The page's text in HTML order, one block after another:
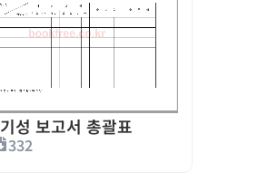
기성 보고서 총괄표
332